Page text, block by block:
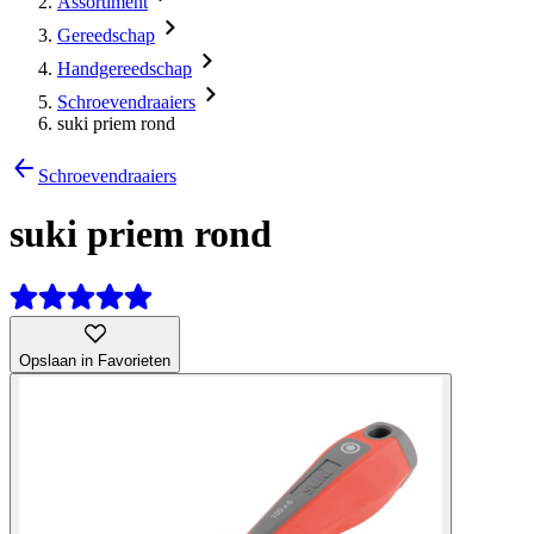
Gereedschap
Handgereedschap
Schroevendraaiers
suki priem rond
Schroevendraaiers
suki priem rond
Opslaan in Favorieten